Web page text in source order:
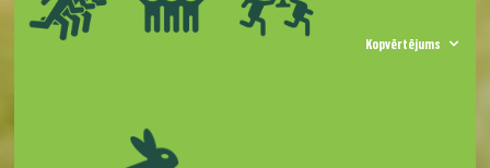
Kopvērtējums